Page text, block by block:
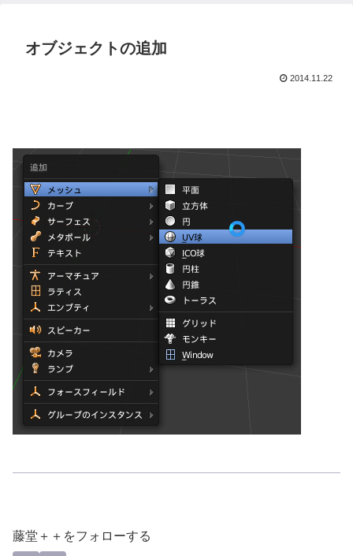
オブジェクトの追加
2014.11.22
藤堂＋＋をフォローする